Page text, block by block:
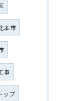
本市
事
ップ